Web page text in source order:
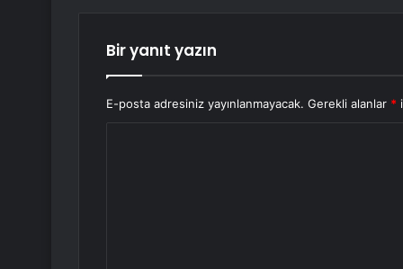
Bir yanıt yazın
E-posta adresiniz yayınlanmayacak. Gerekli alanlar *